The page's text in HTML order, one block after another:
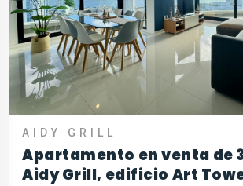
AIDY GRILL
Apartamento en venta de
Aidy Grill, edificio Art